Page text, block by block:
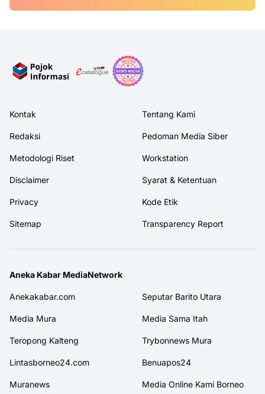
Kontak Tentang Kami
Redaksi Pedoman Media Siber
Metodologi Riset Workstation
Disclaimer Syarat & Ketentuan
Privacy Kode Etik
Sitemap Transparency Report
Aneka Kabar MediaNetwork
Anekakabar.com Seputar Barito Utara
Media Mura Media Sama Itah
Teropong Kalteng Trybonnews Mura
Lintasborneo24.com Benuapos24
Muranews Media Online Kami Borneo